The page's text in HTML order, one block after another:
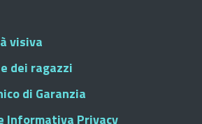
visiva
dei ragazzi
di Garanzia
Informativa Privacy